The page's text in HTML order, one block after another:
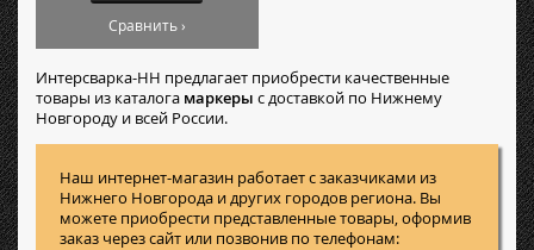
Сравнить ›
Интерсварка-НН предлагает приобрести качественные
товары из каталога маркеры с доставкой по Нижнему
Новгороду и всей России.
Наш интернет-магазин работает с заказчиками из
Нижнего Новгорода и других городов региона. Вы
можете приобрести представленные товары, оформив
заказ через сайт или позвонив по телефонам: